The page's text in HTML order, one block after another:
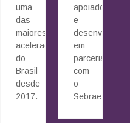
uma
das
maiores
aceleradoras
do
Brasil
desde
2017.
apoiado
e
desenvolvido
em
parceria
com
o
Sebrae.